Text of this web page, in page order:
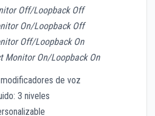
Off/Loopback Off
On/Loopback Off
Off/Loopback On
Monitor On/Loopback On
de voz
3 niveles